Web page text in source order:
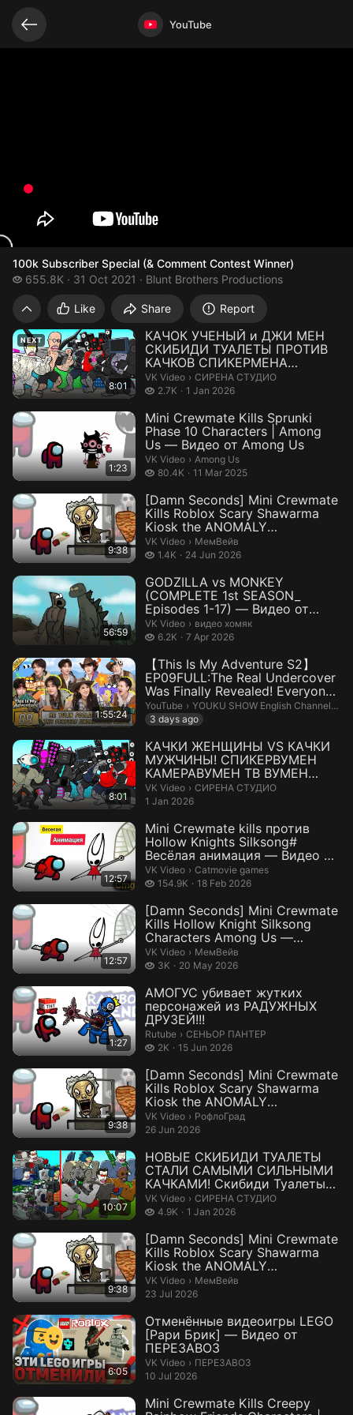
Video opened YouTube
100k Subscriber Special (& Comment Contest Winner)
100k Subscriber Special (& Comment
655.8K
655.8 thousand views
31 Oct 2021 Blunt Brothers Productions
Like Share Report
Related videos
NEXT
8:01
КАЧОК УЧЕНЫЙ и ДЖИ МЕН
СКИБИДИ ТУАЛЕТЫ ПРОТИВ
КАЧКОВ СПИКЕРМЕНА
КАМЕРАМЕНА ТВ МЕНА! С...
VK Video › СИРЕНА СТУДИО.
СИРЕНА СТУДИО
2.7K
2.7 thousand views
1 Jan 2026
1:23
Mini Crewmate Kills Sprunki
Phase 10 Characters | Among
Us — Видео от Among Us
VK Video › Among Us.
Among Us
80.4K
80.4 thousand views
11 Mar 2025
9:38
[Damn Seconds] Mini Crewmate
Kills Roblox Scary Shawarma
Kiosk the ANOMALY
Characters...
VK Video › МемВейв.
МемВейв
1.4K
1.4 thousand views
24 Jun 2026
56:59
GODZILLA vs MONKEY
(COMPLETE 1st SEASON_
Episodes 1-17) — Видео от
видео хомяк
VK Video › видео хомяк.
видео хомяк
6.2K
6.2 thousand views
7 Apr 2026
1:55:24
【This Is My Adventure S2】
EP09FULL:The Real Undercover
Was Finally Revealed! Everyone
...
YouTube › YOUKU SHOW English Channel-Get
YOUKU SHOW English Channel-Get APP now
3 days ago
8:01
КАЧКИ ЖЕНЩИНЫ VS КАЧКИ
МУЖЧИНЫ! СПИКЕРВУМЕН
КАМЕРАВУМЕН ТВ ВУМЕН
ПРОТИВ КАМЕРАМЕНА СП...
VK Video › СИРЕНА СТУДИО.
СИРЕНА СТУДИО
1 Jan 2026
12:57
Mini Crewmate kills против
Hollow Knights Silksong#
Весëлая анимация — Видео от
Catmo...
VK Video › Catmovie games.
Catmovie games
154.9K
154.9 thousand views
18 Feb 2026
12:57
[Damn Seconds] Mini Crewmate
Kills Hollow Knight Silksong
Characters Among Us —
Видео...
VK Video › МемВейв.
МемВейв
3K
3 thousand views
20 May 2026
1:27
АМОГУС убивает жутких
персонажей из РАДУЖНЫХ
ДРУЗЕЙ!!!
Rutube › СЕНЬОР ПАНТЕР.
СЕНЬОР ПАНТЕР
2K
2 thousand views
15 Jun 2026
9:38
[Damn Seconds] Mini Crewmate
Kills Roblox Scary Shawarma
Kiosk the ANOMALY
Characters...
VK Video › РофлоГрад.
РофлоГрад
26 Jun 2026
10:07
НОВЫЕ СКИБИДИ ТУАЛЕТЫ
СТАЛИ САМЫМИ СИЛЬНЫМИ
КАЧКАМИ! Скибиди Туалеты
Мультик Анимация...
VK Video › СИРЕНА СТУДИО.
СИРЕНА СТУДИО
4.9K
4.9 thousand views
1 Jan 2026
9:38
[Damn Seconds] Mini Crewmate
Kills Roblox Scary Shawarma
Kiosk the ANOMALY
Characters...
VK Video › МемВейв.
МемВейв
23 Jul 2026
6:05
Отменённые видеоигры LEGO
[Рари Брик] — Видео от
ПЕРЕЗАВОЗ
VK Video › ПЕРЕЗАВОЗ.
ПЕРЕЗАВОЗ
10 Jul 2026
Mini Crewmate Kills Creepy